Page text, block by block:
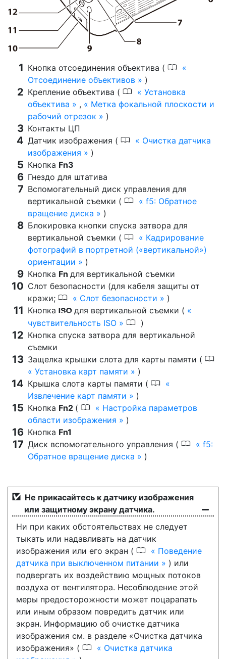
Кнопка отсоединения объектива ( 0
Отсоединение объективов
)
Крепление объектива ( 0
Установка
объектива
,
Метка фокальной плоскости и
рабочий отрезок
)
Контакты ЦП
Датчик изображения ( 0
Очистка датчика
изображения
)
Кнопка Fn3
Гнездо для штатива
Вспомогательный диск управления для
вертикальной съемки ( 0
f5: Обратное
вращение диска
)
Блокировка кнопки спуска затвора для
вертикальной съемки ( 0
Кадрирование
фотографий в портретной («вертикальной»)
ориентации
)
Кнопка Fn для вертикальной съемки
Слот безопасности (для кабеля защиты от
кражи; 0 Слот безопасности
)
Кнопка S для вертикальной съемки (
чувствительность ISO
0 )
Кнопка спуска затвора для вертикальной
съемки
Защелка крышки слота для карты памяти ( 0
Установка карт памяти
)
Крышка слота карты памяти ( 0
Извлечение карт памяти
)
Кнопка Fn2 ( 0
Настройка параметров
области изображения
)
Кнопка Fn1
Диск вспомогательного управления ( 0
f5:
Обратное вращение диска
)
Не прикасайтесь к датчику изображения
или защитному экрану датчика.
Ни при каких обстоятельствах не следует
тыкать или надавливать на датчик
изображения или его экран ( 0
Поведение
датчика при выключенном питании
) или
подвергать их воздействию мощных потоков
воздуха от вентилятора. Несоблюдение этой
меры предосторожности может поцарапать
или иным образом повредить датчик или
экран. Информацию об очистке датчика
изображения см. в разделе «Очистка датчика
изображения» ( 0
Очистка датчика